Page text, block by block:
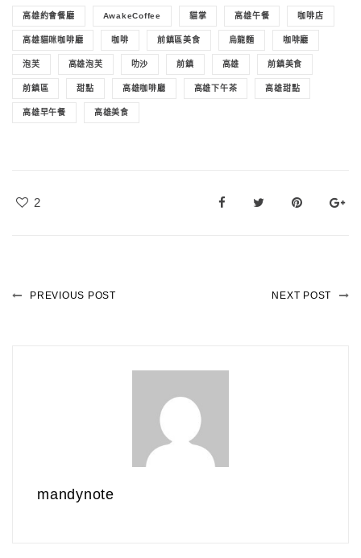
高雄約會餐廳 AwakeCoffee 貓掌 高雄午餐 咖啡店
高雄貓咪咖啡廳 咖啡 前鎮區美食 烏龍麵 咖啡廳
泡芙 高雄泡芙 叻沙 前鎮 高雄 前鎮美食
前鎮區 甜點 高雄咖啡廳 高雄下午茶 高雄甜點
高雄早午餐 高雄美食
2
PREVIOUS POST NEXT POST
mandynote